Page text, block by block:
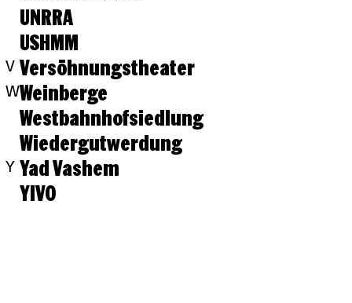
UNRRA
USHMM
V Versöhnungstheater
WWeinberge
Westbahnhofsiedlung
Wiedergutwerdung
Y Yad Vashem
YIVO